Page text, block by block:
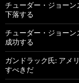
チューダー・ジョー
下落する
チューダー・ジョー
成功する
ガンドラック氏: アメ
すべきだ